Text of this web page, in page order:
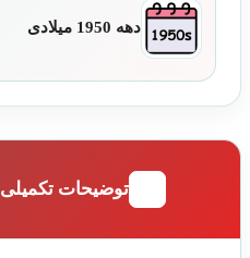
دهه 1950 میلادی
توضیحات تکمیلی